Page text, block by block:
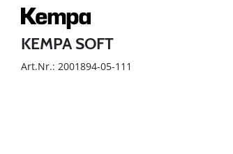
KEMPA SOFT
Art.Nr.: 2001894-05-111